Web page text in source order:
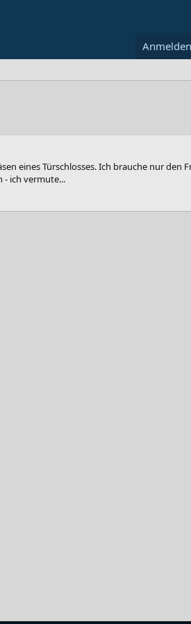
Anmelden
eines Türschlosses. Ich brauche nur den
- ich vermute...